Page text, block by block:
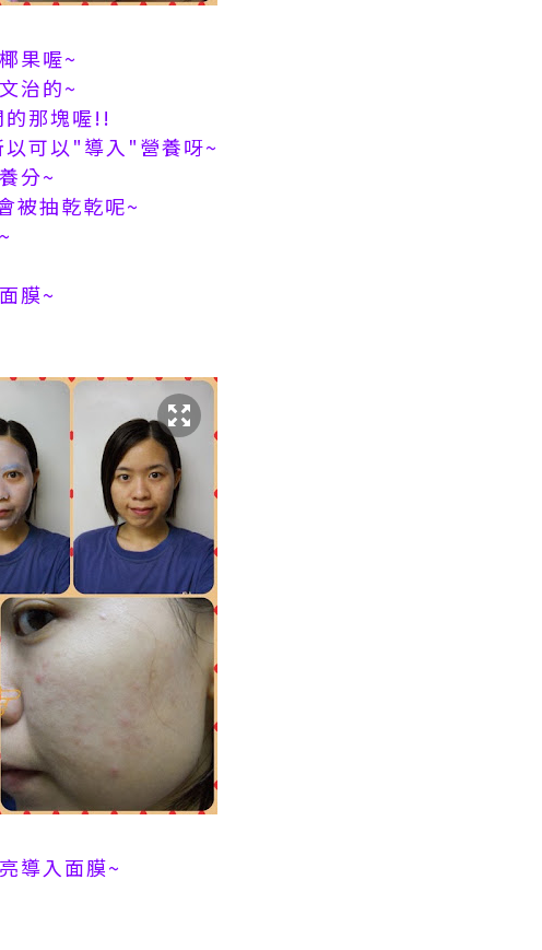
果喔~
治的~
的那塊喔!!
可以"導入"營養呀~
分~
被抽乾乾呢~
膜~
導入面膜~